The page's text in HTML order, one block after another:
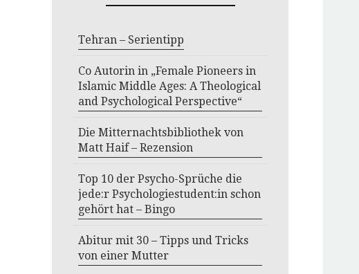
Tehran – Serientipp
Co Autorin in „Female Pioneers in
Islamic Middle Ages: A Theological
and Psychological Perspective“
Die Mitternachtsbibliothek von
Matt Haif – Rezension
Top 10 der Psycho-Sprüche die
jede:r Psychologiestudent:in schon
gehört hat – Bingo
Abitur mit 30 – Tipps und Tricks
von einer Mutter